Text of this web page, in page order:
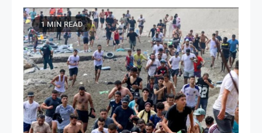
1 MIN READ